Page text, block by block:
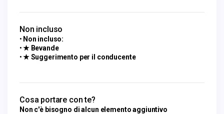
Non incluso
Non incluso:
★ Bevande
★ Suggerimento per il conducente
Cosa portare con te?
Non c'è bisogno di alcun elemento aggiuntivo